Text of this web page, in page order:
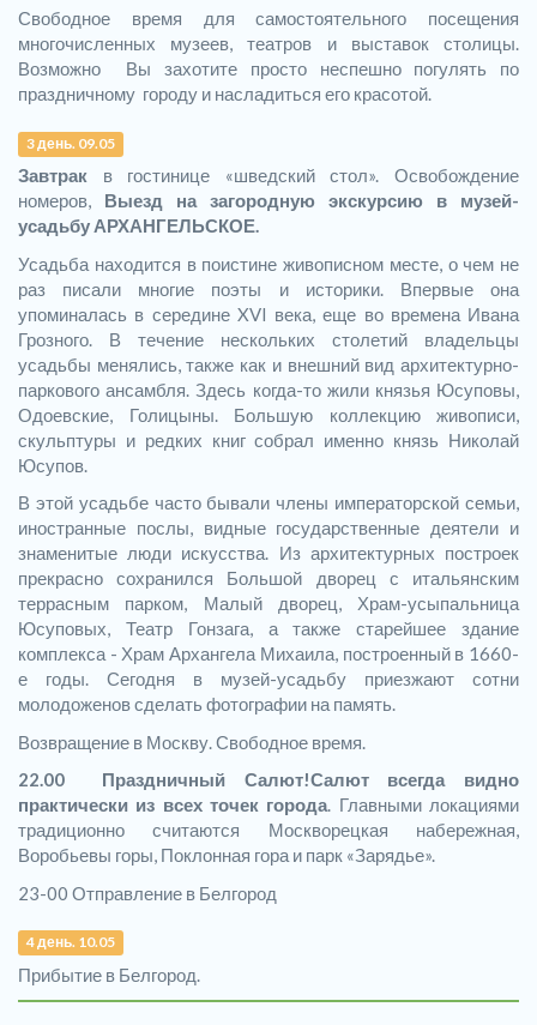
Свободное время для самостоятельного посещения
многочисленных музеев, театров и выставок столицы.
Возможно Вы захотите просто неспешно погулять по
праздничному городу и насладиться его красотой.
3 день. 09.05
Завтрак в гостинице «шведский стол». Освобождение
номеров, Выезд на загородную экскурсию в музей-
усадьбу АРХАНГЕЛЬСКОЕ.
Усадьба находится в поистине живописном месте, о чем не
раз писали многие поэты и историки. Впервые она
упоминалась в середине XVI века, еще во времена Ивана
Грозного. В течение нескольких столетий владельцы
усадьбы менялись, также как и внешний вид архитектурно-
паркового ансамбля. Здесь когда-то жили князья Юсуповы,
Одоевские, Голицыны. Большую коллекцию живописи,
скульптуры и редких книг собрал именно князь Николай
Юсупов.
В этой усадьбе часто бывали члены императорской семьи,
иностранные послы, видные государственные деятели и
знаменитые люди искусства. Из архитектурных построек
прекрасно сохранился Большой дворец с итальянским
террасным парком, Малый дворец, Храм-усыпальница
Юсуповых, Театр Гонзага, а также старейшее здание
комплекса - Храм Архангела Михаила, построенный в 1660-
е годы. Сегодня в музей-усадьбу приезжают сотни
молодоженов сделать фотографии на память.
Возвращение в Москву. Свободное время.
22.00
Праздничный Салют!Салют всегда видно
практически из всех точек города. Главными локациями
традиционно считаются Москворецкая набережная,
Воробьевы горы, Поклонная гора и парк «Зарядье».
23-00 Отправление в Белгород
4 день. 10.05
Прибытие в Белгород.